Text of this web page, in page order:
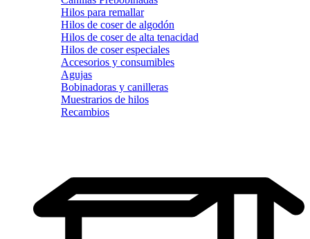
Hilos para remallar
Hilos de coser de algodón
Hilos de coser de alta tenacidad
Hilos de coser especiales
Accesorios y consumibles
Agujas
Bobinadoras y canilleras
Muestrarios de hilos
Recambios